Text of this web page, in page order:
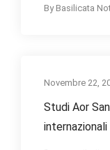
By Basilicata
Novembre 22,
Studi Aor
internazionali